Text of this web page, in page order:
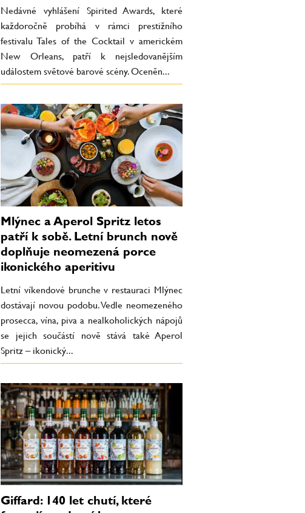
Nedávné vyhlášení Spirited Awards, které
každoročně probíhá v rámci prestižního
festivalu Tales of the Cocktail v americkém
New Orleans, patří k nejsledovanějším
událostem světové barové scény. Oceněn...
Mlýnec a Aperol Spritz letos
patří k sobě. Letní brunch nově
doplňuje neomezená porce
ikonického aperitivu
Letní víkendové brunche v restauraci Mlýnec
dostávají novou podobu. Vedle neomezeného
prosecca, vína, piva a nealkoholických nápojů
se jejich součástí nově stává také Aperol
Spritz – ikonický...
Giffard: 140 let chutí, které